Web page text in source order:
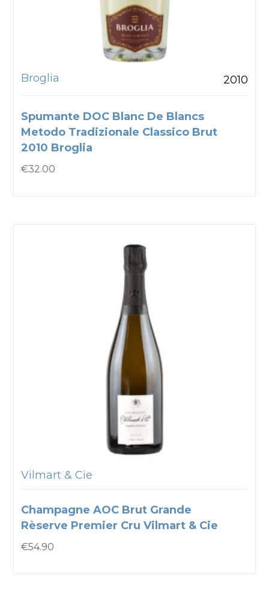
Broglia 2010
Spumante DOC Blanc De Blancs
Metodo Tradizionale Classico Brut
2010 Broglia
€32.00
Vilmart & Cie
Champagne AOC Brut Grande
Rèserve Premier Cru Vilmart & Cie
€54.90